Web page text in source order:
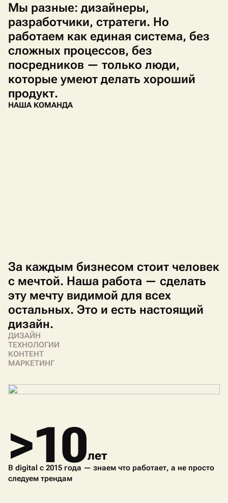
Мы разные: дизайнеры,
разработчики, стратеги. Но
работаем как единая система, без
сложных процессов, без
посредников — только люди,
которые умеют делать хороший
продукт.
НАША КОМАНДА
За каждым бизнесом стоит человек
с мечтой. Наша работа — сделать
эту мечту видимой для всех
остальных. Это и есть настоящий
дизайн.
ДИЗАЙН
ТЕХНОЛОГИИ
КОНТЕНТ
МАРКЕТИНГ
>10лет
В digital с 2015 года — знаем что работает, а не просто
следуем трендам